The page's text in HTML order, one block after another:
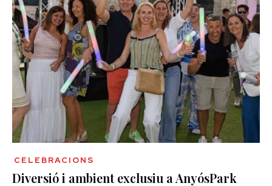
CELEBRACIONS
Diversió i ambient exclusiu a AnyósPark